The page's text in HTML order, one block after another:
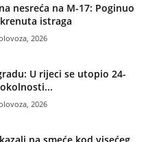
nesreća na M-17: Poginuo
istraga
2026
U rijeci se utopio 24-
2026